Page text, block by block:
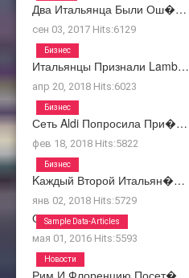
Два Итальянца Были Ош�…
сен 03, 2017 Hits:6129
Итальянцы Признали Lamb…
апр 20, 2018 Hits:6023
Бизнес
Сеть Aldi Попросила При�…
фев 18, 2018 Hits:5822
Бизнес
Kаждый Второй Итальян�…
янв 02, 2018 Hits:5729
Бизнес
О Нас
мая 01, 2016 Hits:5593
Sample Data-Articles
Новости